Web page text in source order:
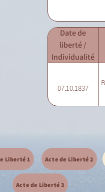
Date de
liberté /
Individualité
07.10.1837
Liberté 1 Acte de Liberté 2
Acte de Liberté 3